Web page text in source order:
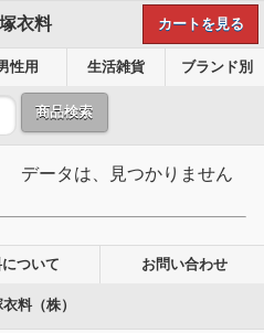
衣料 カートを見る
性用 生活雑貨 ブランド別
商品検索
データは、見つかりません
ついて お問い合わせ
料（株）